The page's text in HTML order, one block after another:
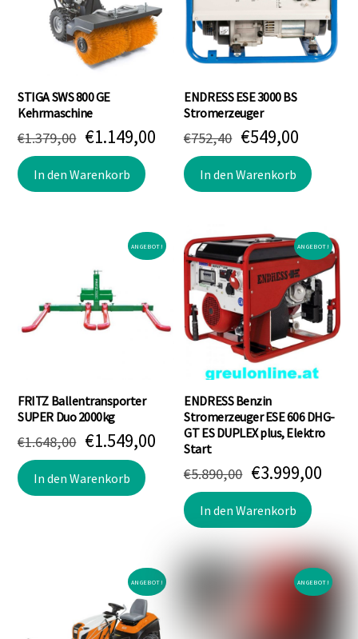
STIGA SWS 800 GE
Kehrmaschine
€1.379,00 Ursprünglicher
Preis
war:
€1.379,00
€1.149,00Aktueller
Preis
€1.149,00.
In den Warenkorb
ENDRESS ESE 3000 BS
Stromerzeuger
€752,40 Ursprünglicher
Preis
war:
€752,40
€549,00
Preis
ist:
In den Warenkorb
ANGEBOT!
FRITZ Ballentransporter
SUPER Duo 2000kg
€1.648,00 Ursprünglicher
Preis
war:
€1.648,00
€1.549,00Aktueller
Preis
€1.549,00.
In den Warenkorb
ANGEBOT!
ENDRESS Benzin
Stromerzeuger ESE 606 DHG-
GT ES DUPLEX plus, Elektro
Start
€5.890,00
Preis
war:
€5.890,00
€3.999,00
In den Warenkorb
ANGEBOT! ANGEBOT!